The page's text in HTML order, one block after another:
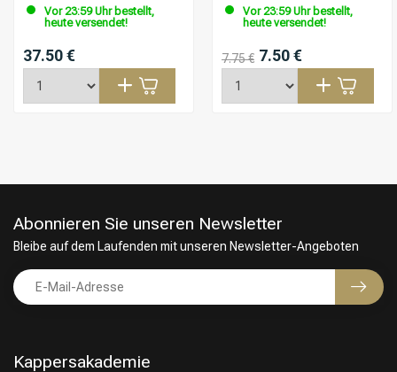
Vor 23:59 Uhr bestellt,
heute versendet!
37.50 €
Vor 23:59 Uhr bestellt,
heute versendet!
7.75 € 7.50 €
Kappersakademie
Abonnieren Sie unseren Newsletter
Bleibe auf dem Laufenden mit unseren Newsletter-Angeboten